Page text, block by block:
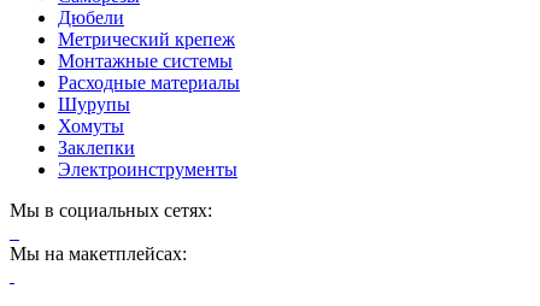
Дюбели
Метрический крепеж
Монтажные системы
Расходные материалы
Шурупы
Хомуты
Заклепки
Электроинструменты
Мы в социальных сетях:
Мы на макетплейсах: